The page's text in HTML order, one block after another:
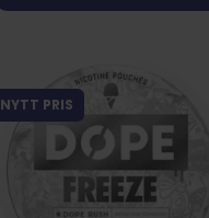
NYTT PRIS